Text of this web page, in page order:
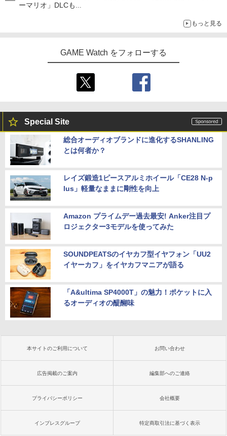
ーマリオ」DLCも
もっと見る
GAME Watch をフォローする
Special Site
総合オーディオブランドに進化するSHANLING
とは何者か？
レイズ鍛造1ピースアルミホイール「CE28 N-p
lus」軽量なままに剛性を向上
Amazon プライムデー過去最安! Anker注目プ
ロジェクター3モデルを使ってみた
SOUNDPEATSのイヤカフ型イヤフォン「UU2
イヤーカフ」をイヤカフマニアが語る
「A&ultima SP4000T」の魅力！ポケットに入
るオーディオの醍醐味
本サイトのご利用について お問い合わせ
広告掲載のご案内 編集部へのご連絡
プライバシーポリシー 会社概要
インプレスグループ 特定商取引法に基づく表示